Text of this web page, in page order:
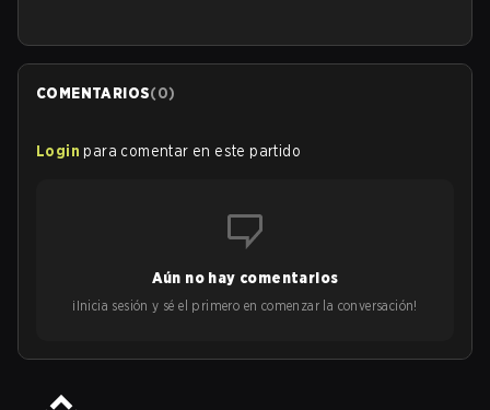
COMENTARIOS(0)
Login para comentar en este partido
Aún no hay comentarios
¡Inicia sesión y sé el primero en comenzar la conversación!